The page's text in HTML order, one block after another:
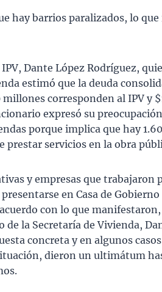
hay barrios paralizados, lo
Dante López Rodríguez,
estimó que la deuda
corresponden al IPV y
expresó su
porque implica que hay
prestar servicios en la obra
y empresas que trabajaron
en Casa de
con lo que
de la Secretaría de Vivienda,
concreta y en algunos
dieron un ultimátum